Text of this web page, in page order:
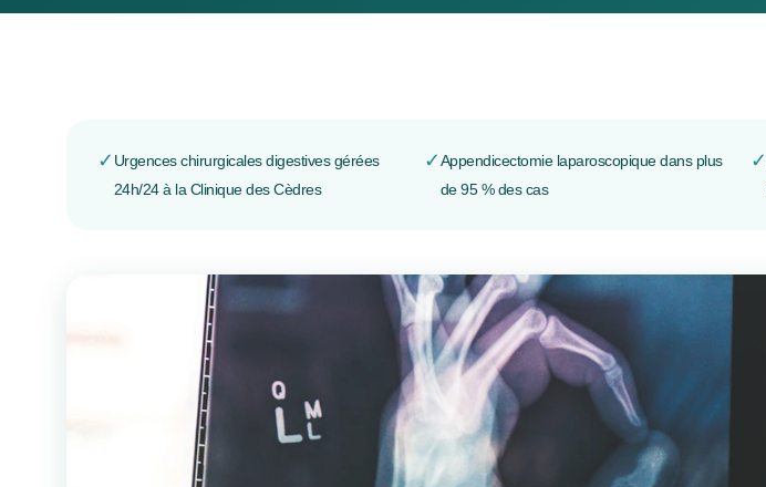
✓ Urgences chirurgicales digestives gérées
24h/24 à la Clinique des Cèdres
✓Appendicectomie laparoscopique dans plus
de 95 % des cas
✓